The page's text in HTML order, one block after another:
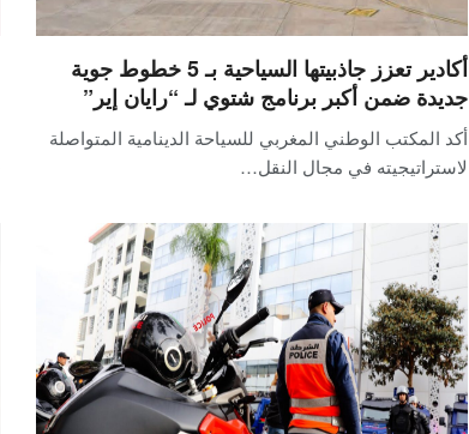
أكادير تعزز جاذبيتها السياحية بـ 5 خطوط جوية
جديدة ضمن أكبر برنامج شتوي لـ “رايان إير”
أكد المكتب الوطني المغربي للسياحة الدينامية المتواصلة
لاستراتيجيته في مجال النقل…